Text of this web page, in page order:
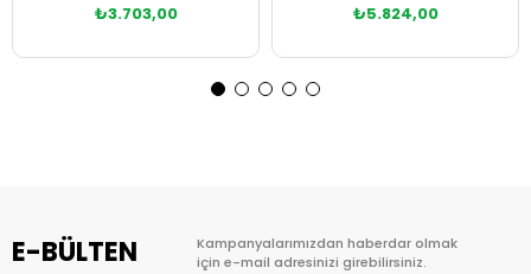
₺3.703,00 ₺5.824,00
E-BÜLTEN
Kampanyalarımızdan haberdar olmak
için e-mail adresinizi girebilirsiniz.